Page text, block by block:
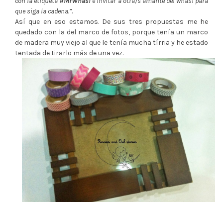
que siga la cadena.”.
Así que en eso estamos. De sus tres propuestas me he
quedado con la del marco de fotos, porque tenía un marco
de madera muy viejo al que le tenía mucha tírria y he estado
tentada de tirarlo más de una vez.